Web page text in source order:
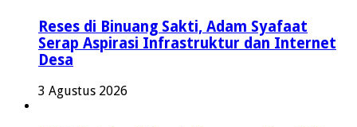
Reses di Binuang Sakti, Adam Syafaat
Serap Aspirasi Infrastruktur dan Internet
Desa
3 Agustus 2026